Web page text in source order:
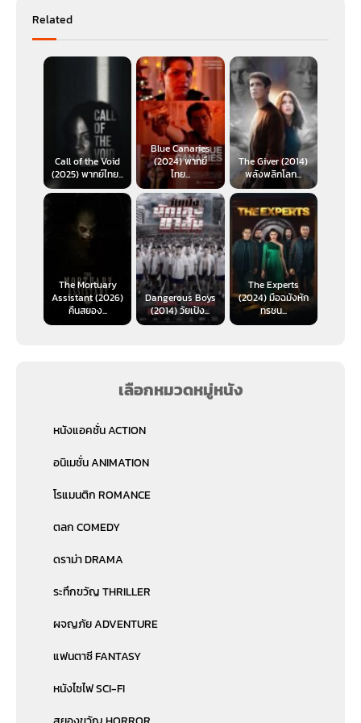
Related
Call of the Void
(2025) พากย์ไทย...
Blue Canaries
(2024) พากย์
ไทย...
The Giver (2014)
พลังพลิกโลก...
The Mortuary
Assistant (2026)
คืนสยอง...
Dangerous Boys
(2014) วัยเป้ง...
The Experts
(2024) มือฉมังหัก
ทรชน...
เลือกหมวดหมู่หนัง
หนังแอคชั่น ACTION
อนิเมชั่น ANIMATION
โรแมนติก ROMANCE
ตลก COMEDY
ดราม่า DRAMA
ระทึกขวัญ THRILLER
ผจญภัย ADVENTURE
แฟนตาซี FANTASY
หนังไซไฟ SCI-FI